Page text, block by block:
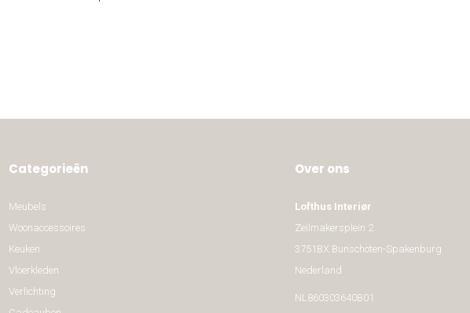
Categorieën
Meubels
Woonaccessoires
Keuken
Vloerkleden
Verlichting
Over ons
Lofthus Interiør
Zeilmakersplein 2
3751BX Bunschoten-Spakenburg
Nederland
NL860303640B01